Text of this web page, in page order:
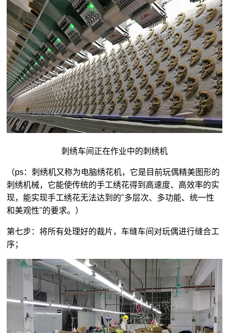
刺绣车间正在作业中的刺绣机
（ps：刺绣机又称为电脑绣花机，它是目前玩偶精美图形的
刺绣机械，它能使传统的手工绣花得到高速度、高效率的实
现，能实现手工绣花无法达到的"多层次、多功能、统一性
和美观性"的要求。）
第七步：将所有处理好的裁片，车缝车间对玩偶进行缝合工
序；